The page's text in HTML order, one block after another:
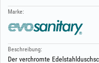
Marke:
Beschreibung:
Der verchromte